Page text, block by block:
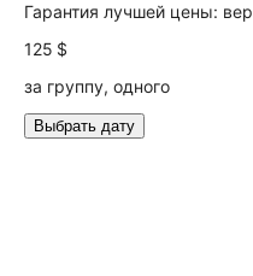
Гарантия лучшей цены:
125 $
за группу, одного
Выбрать дату